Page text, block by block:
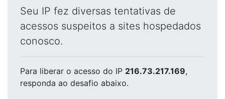
Seu IP fez diversas tentativas de
acessos suspeitos a sites hospedados
conosco.
Para liberar o acesso do IP 216.73.217.169,
responda ao desafio abaixo.